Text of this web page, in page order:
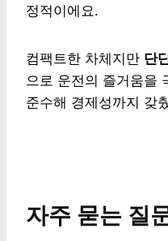
정적이에요.
컴팩트한 차체지만 단
으로 운전의 즐거움을
준수해 경제성까지 갖
자주 묻는 질